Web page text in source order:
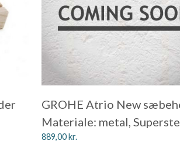
GROHE Atrio New
Materiale: metal,
889,00kr.